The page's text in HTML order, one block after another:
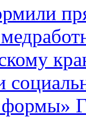
формы»